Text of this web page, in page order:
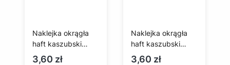
Naklejka okrągła
haft kaszubski
(złotnica)
Cena
3,60 zł
Naklejka okrągła
haft kaszubski
(szkoła słupska)
Cena
3,60 zł